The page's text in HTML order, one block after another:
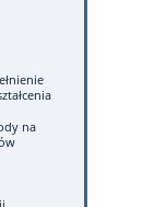
na